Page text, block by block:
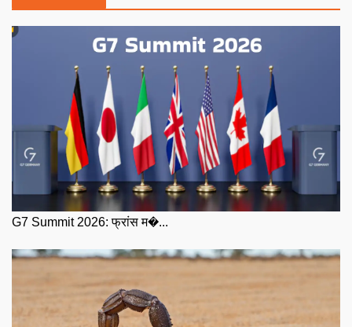
G7 Summit 2026: फ्रांस म�...